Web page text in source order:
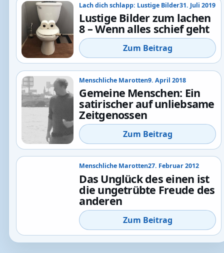
Lach dich schlapp: Lustige Bilder31. Juli 2019
Lustige Bilder zum lachen
8 – Wenn alles schief geht
Zum Beitrag
Menschliche Marotten9. April 2018
Gemeine Menschen: Ein
satirischer auf unliebsame
Zeitgenossen
Zum Beitrag
Menschliche Marotten27. Februar 2012
Das Unglück des einen ist
die ungetrübte Freude des
anderen
Zum Beitrag